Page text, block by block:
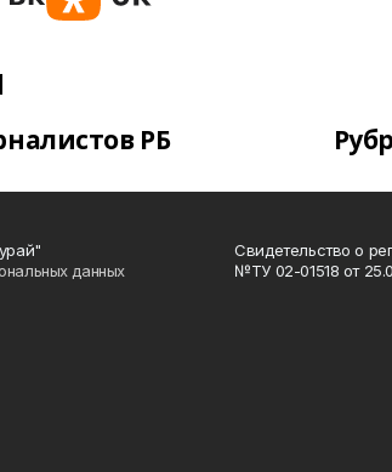
РБ
данных
Свидетельство о
№ТУ 02-01518 от